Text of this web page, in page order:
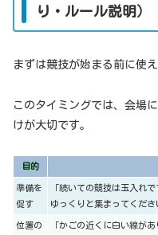
り・ルール説明）
まずは競技が始まる前に使
このタイミングでは、会場
けが大切です。
目的
準備を
促す
「続いての競技は玉入れ
ゆっくりと集まってくださ
位置の
「かごの近くに白い線が